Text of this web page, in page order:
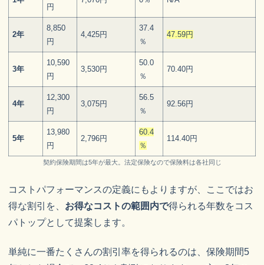
円
2年
8,850
円
4,425円
37.4
％
47.59円
3年
10,590
円
3,530円
50.0
％
70.40円
4年
12,300
円
3,075円
56.5
％
92.56円
5年
13,980
円
2,796円
60.4
％
114.40円
契約保険期間は5年が最大。法定保険なので保険料は各社同じ
コストパフォーマンスの定義にもよりますが、ここではお
得な割引を、 お得なコストの範囲内で得られる年数をコス
パトップとして提案します。
単純に一番たくさんの割引率を得られるのは、保険期間5